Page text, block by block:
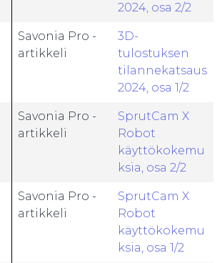
2024, osa 2/2
Savonia Pro -
artikkeli
3D-
tulostuksen
tilannekatsaus
2024, osa 1/2
Savonia Pro -
artikkeli
SprutCam X
Robot
käyttökokemu
ksia, osa 2/2
Savonia Pro -
artikkeli
SprutCam X
Robot
käyttökokemu
ksia, osa 1/2